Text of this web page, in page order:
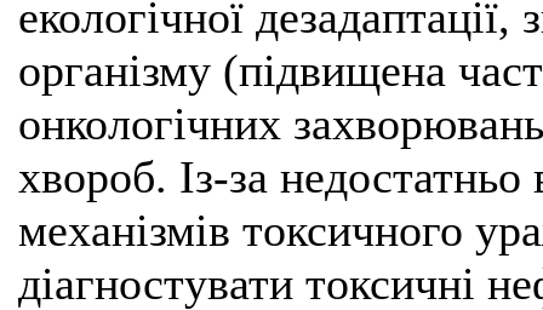
екологічної
організму (підвищена
онкологічних
хвороб. Із-за
механізмів токсичного
діагностувати токсичні